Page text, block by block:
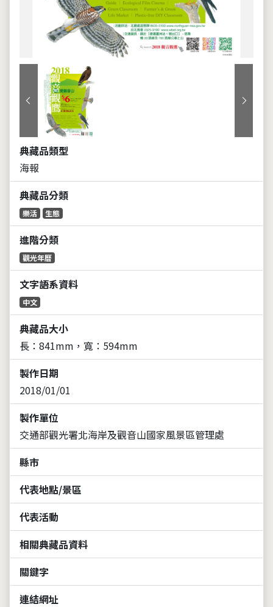
上一張 下一張
典藏品類型
海報
典藏品分類
樂活 生態
進階分類
觀光年曆
文字語系資料
中文
典藏品大小
長：841mm，寬：594mm
製作日期
2018/01/01
製作單位
交通部觀光署北海岸及觀音山國家風景區管理處
縣市
代表地點/景區
代表活動
相關典藏品資料
關鍵字
連結網址